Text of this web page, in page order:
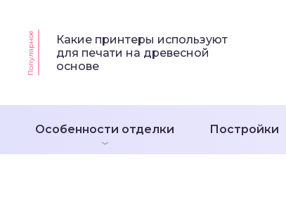
Популярное
Какие принтеры используют
для печати на древесной
основе
Особенности отделки Постройки